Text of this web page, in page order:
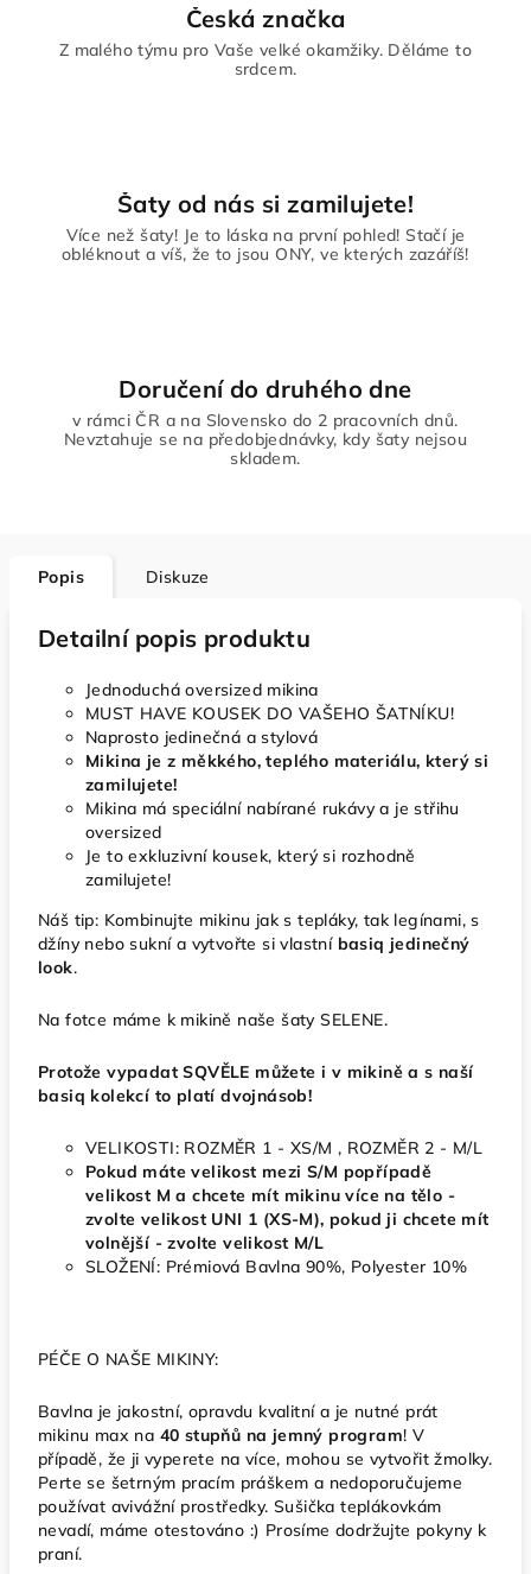
Česká značka
Z malého týmu pro Vaše velké okamžiky. Děláme to
srdcem.
Šaty od nás si zamilujete!
Více než šaty! Je to láska na první pohled! Stačí je
obléknout a víš, že to jsou ONY, ve kterých zazáříš!
Doručení do druhého dne
v rámci ČR a na Slovensko do 2 pracovních dnů.
Nevztahuje se na předobjednávky, kdy šaty nejsou
skladem.
Popis Diskuze
Detailní popis produktu
Jednoduchá oversized mikina
MUST HAVE KOUSEK DO VAŠEHO ŠATNÍKU!
Naprosto jedinečná a stylová
Mikina je z měkkého, teplého materiálu, který si
zamilujete!
Mikina má speciální nabírané rukávy a je střihu
oversized
Je to exkluzivní kousek, který si rozhodně
zamilujete!
Náš tip: Kombinujte mikinu jak s tepláky, tak legínami, s
džíny nebo sukní a vytvořte si vlastní basiq jedinečný
look.
Na fotce máme k mikině naše šaty SELENE.
Protože vypadat SQVĚLE můžete i v mikině a s naší
basiq kolekcí to platí dvojnásob!
VELIKOSTI: ROZMĚR 1 - XS/M , ROZMĚR 2 - M/L
Pokud máte velikost mezi S/M popřípadě
velikost M a chcete mít mikinu více na tělo -
zvolte velikost UNI 1 (XS-M), pokud ji chcete mít
volnější - zvolte velikost M/L
SLOŽENÍ: Prémiová Bavlna 90%, Polyester 10%
PÉČE O NAŠE MIKINY:
Bavlna je jakostní, opravdu kvalitní a je nutné prát
mikinu max na 40 stupňů na jemný program! V
případě, že ji vyperete na více, mohou se vytvořit žmolky.
Perte se šetrným pracím práškem a nedoporučujeme
používat avivážní prostředky. Sušička teplákovkám
nevadí, máme otestováno :) Prosíme dodržujte pokyny k
praní.